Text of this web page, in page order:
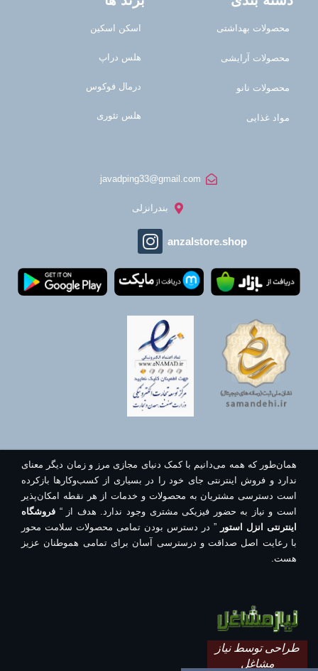
محصولات بهداشتی
محصولات آرایشی
محصولات نانو
مواد غذایی
اسکن اسکین
هلس دراپ
درمال فوکوس
هلس تئوری
javadping33@gmail.com
بندرانزلی
anzalstore.shop
همان‌طور که همه می‌دانیم با کمک دنیای مجازی مرز و زمان دیگر معنای
ندارد و فروش اینترنتی جای خود را در بسیاری از کسب‌وکارها بازکرده
است دسترسی مشتریان به محصولات و خدمات از هر نقطه امکان‌پذیر
است و نیاز به حضور فیزیکی مشتری وجود ندارد. هدف از “ فروشگاه
اینترنتی انزل استور ” در دسترس بودن تمامی محصولات سلامت محور
با رعایت اصل صداقت و درسترسی آسان برای تمامی هموطنان عزیز
هست.
طراحی توسط نیاز
مشاغل